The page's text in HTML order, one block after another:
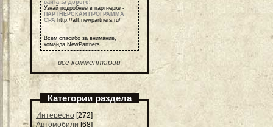
сайта за дорого!
Узнай подробнее в партнерке -
ПАРТНЕРСКАЯ ПРОГРАММА
СРА http://aff.newpartners.ru/
Всем спасибо за внимание,
команда NewPartners
все комментарии
Категории раздела
Интересно [272]
Автомобили [68]